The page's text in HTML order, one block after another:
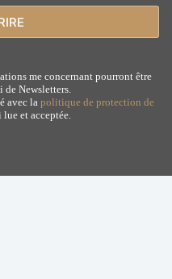
me concernant pourront être
Newsletters.
avec la politique de protection de
lue et acceptée.